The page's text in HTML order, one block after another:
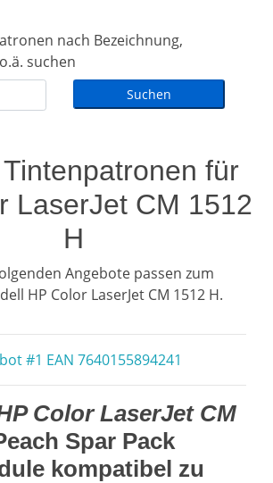
nach Bezeichnung,
suchen
für
LaserJet CM 1512
H
Angebote passen zum
HP Color LaserJet CM 1512 H.
#1 EAN 7640155894241
Color LaserJet CM
Spar Pack
kompatibel zu